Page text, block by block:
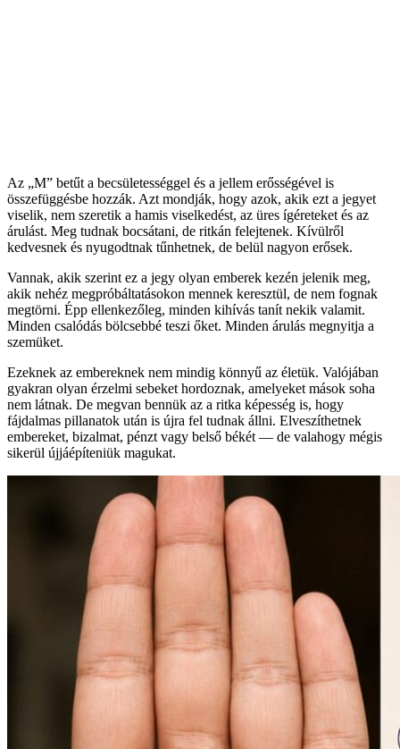
Az „M” betűt a becsületességgel és a jellem erősségével is
összefüggésbe hozzák. Azt mondják, hogy azok, akik ezt a jegyet
viselik, nem szeretik a hamis viselkedést, az üres ígéreteket és az
árulást. Meg tudnak bocsátani, de ritkán felejtenek. Kívülről
kedvesnek és nyugodtnak tűnhetnek, de belül nagyon erősek.
Vannak, akik szerint ez a jegy olyan emberek kezén jelenik meg,
akik nehéz megpróbáltatásokon mennek keresztül, de nem fognak
megtörni. Épp ellenkezőleg, minden kihívás tanít nekik valamit.
Minden csalódás bölcsebbé teszi őket. Minden árulás megnyitja a
szemüket.
Ezeknek az embereknek nem mindig könnyű az életük. Valójában
gyakran olyan érzelmi sebeket hordoznak, amelyeket mások soha
nem látnak. De megvan bennük az a ritka képesség is, hogy
fájdalmas pillanatok után is újra fel tudnak állni. Elveszíthetnek
embereket, bizalmat, pénzt vagy belső békét — de valahogy mégis
sikerül újjáépíteniük magukat.